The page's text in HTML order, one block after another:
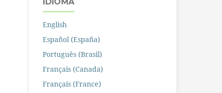
English
Español (España)
Português (Brasil)
Français (Canada)
Français (France)